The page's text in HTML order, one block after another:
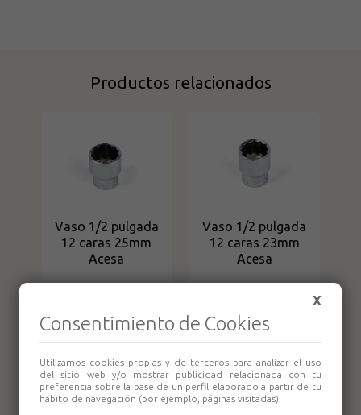
Productos relacionados
Vaso 1/2 pulgada
12 caras 25mm
Acesa
Vaso 1/2 pulgada
12 caras 23mm
Acesa
X
Consentimiento de Cookies
Utilizamos cookies propias y de terceros para analizar el uso
del sitio web y/o mostrar publicidad relacionada con tu
preferencia sobre la base de un perfil elaborado a partir de tu
hábito de navegación (por ejemplo, páginas visitadas).